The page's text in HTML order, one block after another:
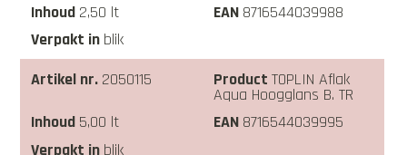
2,50 lt
8716544039988
blik
2050115
TOPLIN Aflak
Aqua Hoogglans B. TR
5,00 lt
8716544039995
blik